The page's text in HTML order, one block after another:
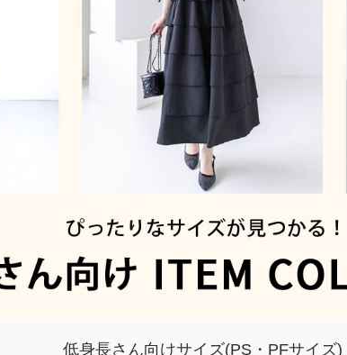
低身長さん向けサイズ(PS・PFサイズ)